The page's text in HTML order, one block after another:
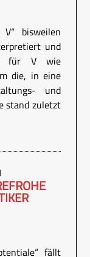
bisweilen
und
für V wie
die, in eine
und
stand zuletzt
fällt